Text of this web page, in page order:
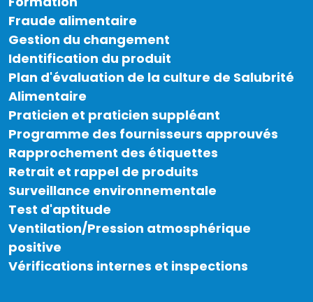
Fraude alimentaire
Gestion du changement
Identification du produit
Plan d'évaluation de la culture de Salubrité
Alimentaire
Praticien et praticien suppléant
Programme des fournisseurs approuvés
Rapprochement des étiquettes
Retrait et rappel de produits
Surveillance environnementale
Test d'aptitude
Ventilation/Pression atmosphérique
positive
Vérifications internes et inspections